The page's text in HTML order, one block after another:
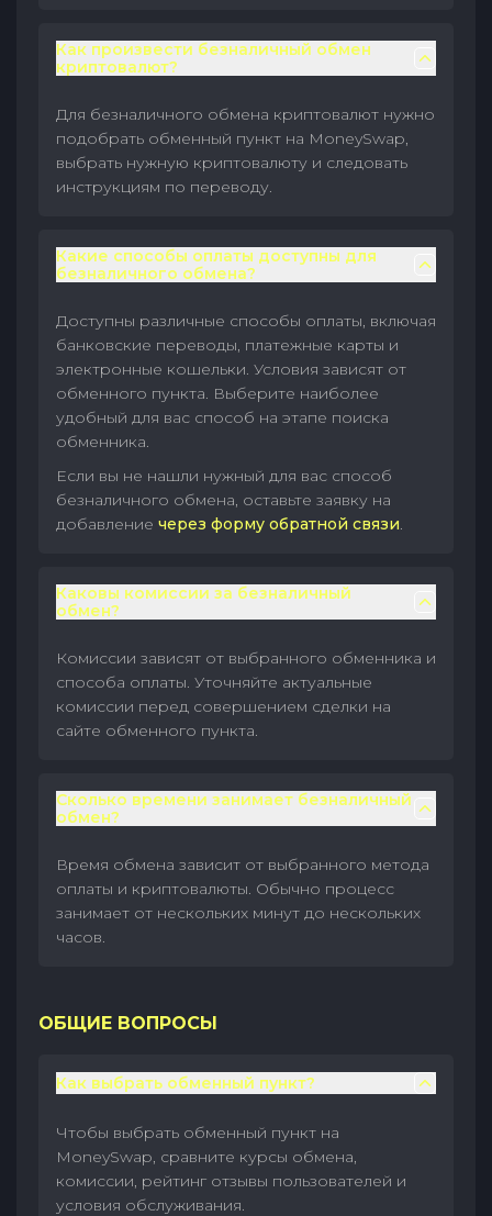
Как произвести безналичный обмен
криптовалют?
Для безналичного обмена криптовалют нужно
подобрать обменный пункт на MoneySwap,
выбрать нужную криптовалюту и следовать
инструкциям по переводу.
Какие способы оплаты доступны для
безналичного обмена?
Доступны различные способы оплаты, включая
банковские переводы, платежные карты и
электронные кошельки. Условия зависят от
обменного пункта. Выберите наиболее
удобный для вас способ на этапе поиска
обменника.
Если вы не нашли нужный для вас способ
безналичного обмена, оставьте заявку на
добавление через форму обратной связи.
Каковы комиссии за безналичный
обмен?
Комиссии зависят от выбранного обменника и
способа оплаты. Уточняйте актуальные
комиссии перед совершением сделки на
сайте обменного пункта.
Сколько времени занимает безналичный
обмен?
Время обмена зависит от выбранного метода
оплаты и криптовалюты. Обычно процесс
занимает от нескольких минут до нескольких
часов.
ОБЩИЕ ВОПРОСЫ
Как выбрать обменный пункт?
Чтобы выбрать обменный пункт на
MoneySwap, сравните курсы обмена,
комиссии, рейтинг отзывы пользователей и
условия обслуживания.